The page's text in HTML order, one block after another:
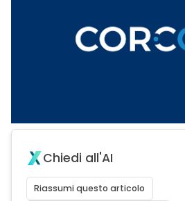
Chiedi all'AI
Riassumi questo articolo